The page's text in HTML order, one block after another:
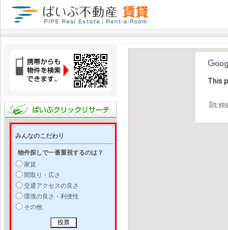
みんなのこだわり
物件探しで一番重視するのは？
家賃
間取り・広さ
交通アクセスの良さ
環境の良さ・利便性
その他
This
Do